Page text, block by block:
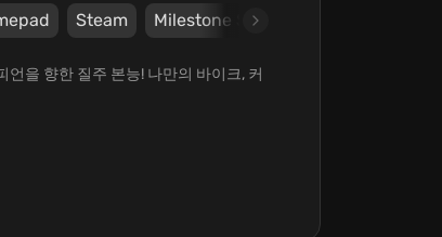
Steam Milestone S.r.l.
을 향한 질주 본능! 나만의 바이크, 커